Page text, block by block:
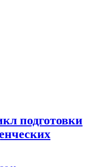
подготовки